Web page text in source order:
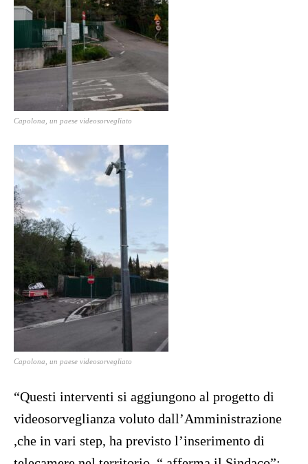
Capolona, un paese videosorvegliato
Capolona, un paese videosorvegliato
“Questi interventi si aggiungono al progetto di
videosorveglianza voluto dall’Amministrazione
,che in vari step, ha previsto l’inserimento di